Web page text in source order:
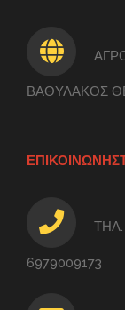
ΒΑΘΥΛΑΚΟΣ
ΤΗΛ.
6979009173